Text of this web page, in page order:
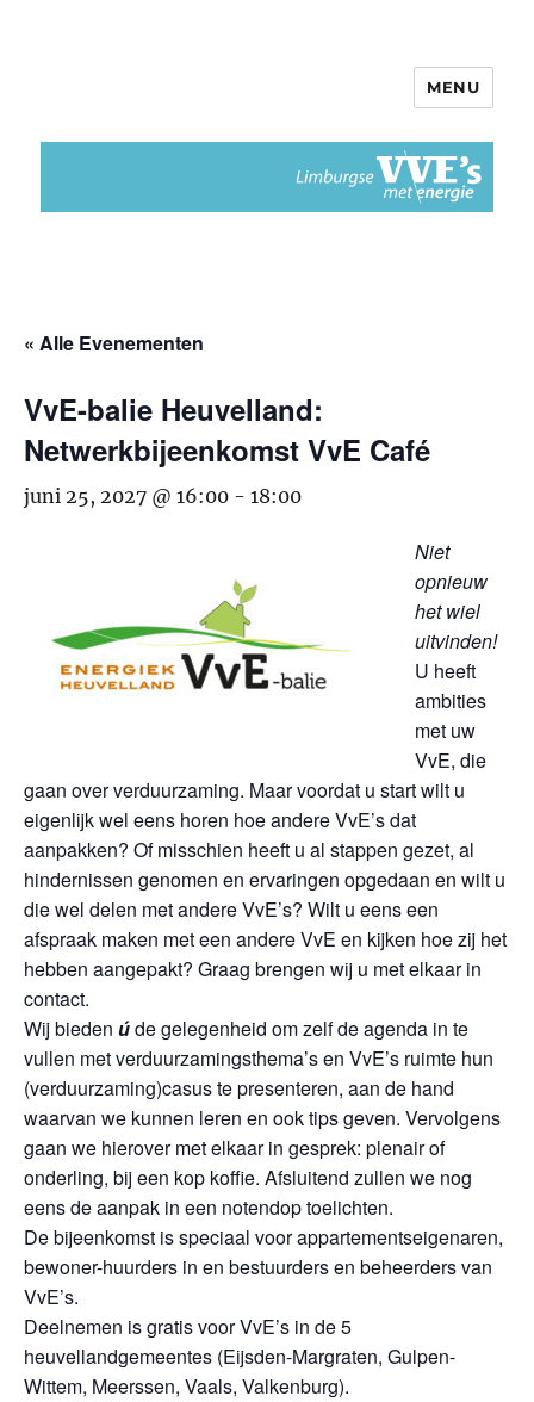
Limburgse VvEs met Energie
MENU
« Alle Evenementen
VvE-balie Heuvelland:
Netwerkbijeenkomst VvE Café
juni 25, 2027 @ 16:00 - 18:00
Niet
opnieuw
het wiel
uitvinden!
U heeft
ambities
met uw
VvE, die
gaan over verduurzaming. Maar voordat u start wilt u
eigenlijk wel eens horen hoe andere VvE’s dat
aanpakken? Of misschien heeft u al stappen gezet, al
hindernissen genomen en ervaringen opgedaan en wilt u
die wel delen met andere VvE’s? Wilt u eens een
afspraak maken met een andere VvE en kijken hoe zij het
hebben aangepakt? Graag brengen wij u met elkaar in
contact.
Wij bieden úde gelegenheid om zelf de agenda in te
vullen met verduurzamingsthema’s en VvE’s ruimte hun
(verduurzaming)casus te presenteren, aan de hand
waarvan we kunnen leren en ook tips geven. Vervolgens
gaan we hierover met elkaar in gesprek: plenair of
onderling, bij een kop koffie. Afsluitend zullen we nog
eens de aanpak in een notendop toelichten.
De bijeenkomst is speciaal voor appartementseigenaren,
bewoner-huurders in en bestuurders en beheerders van
VvE’s.
Deelnemen is gratis voor VvE’s in de 5
heuvellandgemeentes (Eijsden-Margraten, Gulpen-
Wittem, Meerssen, Vaals, Valkenburg).